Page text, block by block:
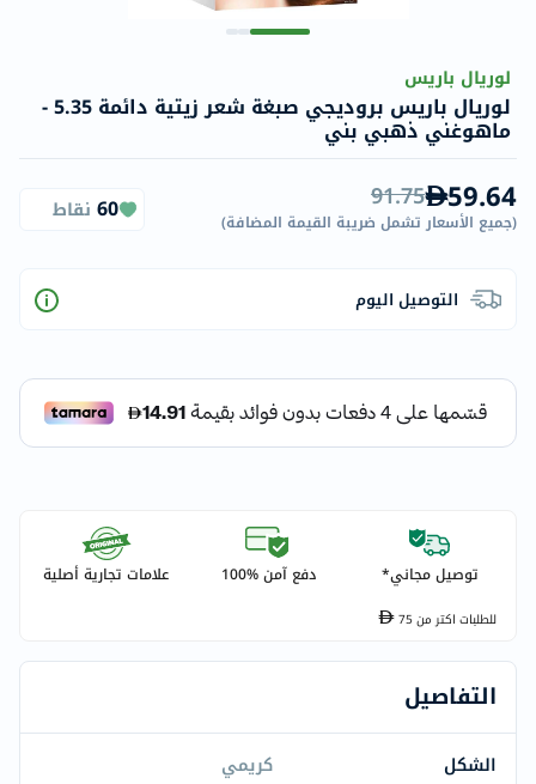
لوريال باريس
لوريال باريس بروديجي صبغة شعر زيتية دائمة 5.35 -
ماهوغني ذهبي بني
59.64
91.75
(جميع الأسعار تشمل ضريبة القيمة المضافة)
60 نقاط
التوصيل اليوم
توصيل مجاني* دفع آمن %100 علامات تجارية أصلية
للطلبات اكتر من75
التفاصيل
الشكل
كريمي